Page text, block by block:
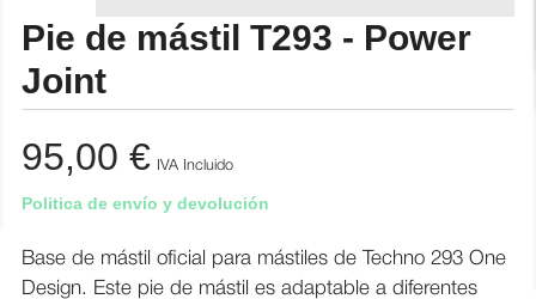
Pie de mástil T293 - Power
Joint
95,00€ IVA Incluido
Politica de envío y devolución
Base de mástil oficial para mástiles de Techno 293 One
Design. Este pie de mástil es adaptable a diferentes